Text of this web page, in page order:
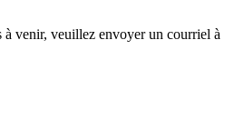
à venir, veuillez envoyer un courriel à